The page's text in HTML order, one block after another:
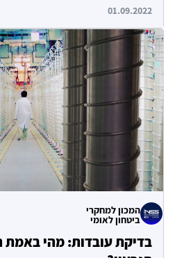
01.09.2022
המכון למחקרי
ביטחון לאומי
בדיקת עובדות: מהי